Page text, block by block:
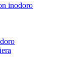
inodoro